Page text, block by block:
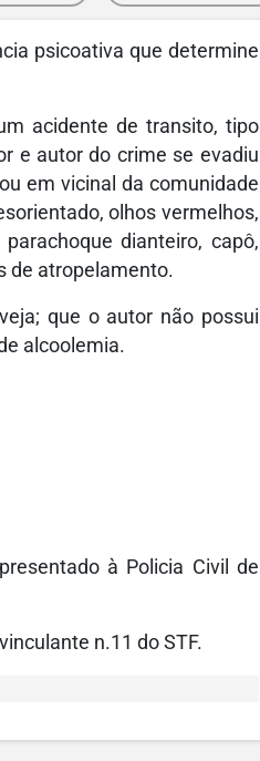
psicoativa que determine
acidente de transito, tipo
e autor do crime se evadiu
em vicinal da comunidade
olhos vermelhos,
dianteiro, capô,
de atropelamento.
que o autor não possui
alcoolemia.
à Policia Civil de
n.11 do STF.